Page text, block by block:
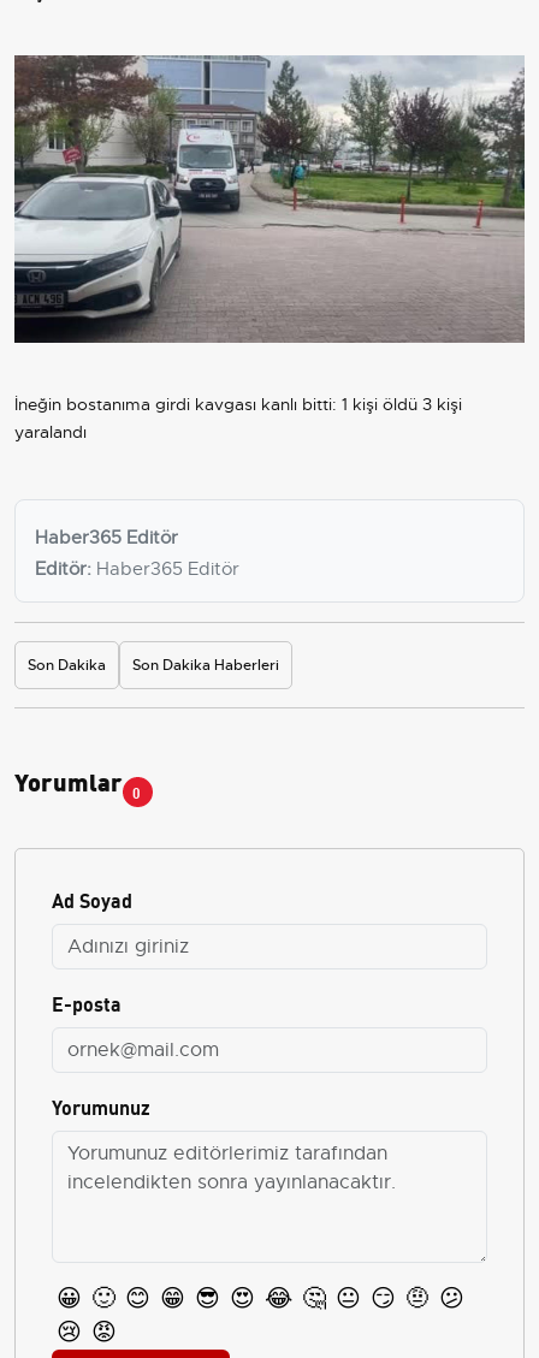
İneğin bostanıma girdi kavgası kanlı bitti: 1 kişi öldü 3 kişi
yaralandı
Haber365 Editör
Editör: Haber365 Editör
Son Dakika Son Dakika Haberleri
Yorumlar 0
Ad Soyad
E-posta
Yorumunuz
😀 🙂 😊 😁 😎 😍 😂 🤔 😐 😏 🤨 😕
😢 😡